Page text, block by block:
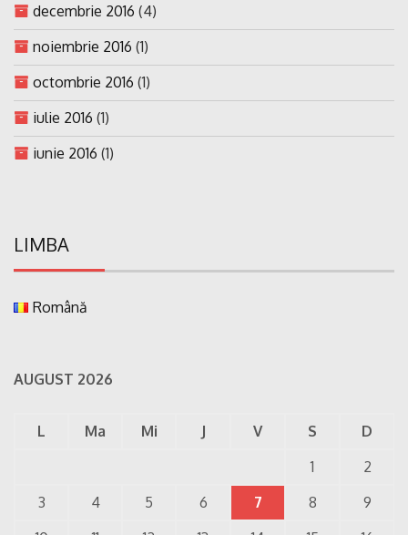
decembrie 2016 (4)
noiembrie 2016 (1)
octombrie 2016 (1)
iulie 2016 (1)
iunie 2016 (1)
LIMBA
Română
AUGUST 2026
L Ma Mi J V S
D
1
2
3
4 5 6 7 8
9